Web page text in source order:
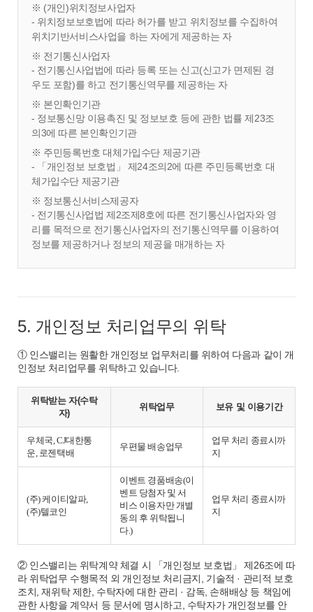
※ (개인)위치정보사업자
- 위치정보보호법에 따라 허가를 받고 위치정보를 수집하여
위치기반서비스사업을 하는 자에게 제공하는 자
※ 전기통신사업자
- 전기통신사업법에 따라 등록 또는 신고(신고가 면제된 경
우도 포함)를 하고 전기통신역무를 제공하는 자
※ 본인확인기관
- 정보통신망 이용촉진 및 정보보호 등에 관한 법률 제23조
의3에 따른 본인확인기관
※ 주민등록번호 대체가입수단 제공기관
- 「개인정보 보호법」 제24조의2에 따른 주민등록번호 대
체가입수단 제공기관
※ 정보통신서비스제공자
- 전기통신사업법 제2조제8호에 따른 전기통신사업자와 영
리를 목적으로 전기통신사업자의 전기통신역무를 이용하여
정보를 제공하거나 정보의 제공을 매개하는 자
5. 개인정보 처리업무의 위탁
① 인스밸리는 원활한 개인정보 업무처리를 위하여 다음과 같이 개
인정보 처리업무를 위탁하고 있습니다.
위탁받는 자(수탁
자)
위탁업무 보유 및 이용기간
우체국, CJ대한통
운, 로젠택배
우편물 배송업무
업무 처리 종료시까
지
(주) 케이티알파,
(주)텔코인
이벤트 경품배송(이
벤트 당첨자 및 서
비스 이용자만 개별
동의 후 위탁됩니
다.)
업무 처리 종료시까
지
② 인스밸리는 위탁계약 체결 시 「개인정보 보호법」 제26조에 따
라 위탁업무 수행목적 외 개인정보 처리금지, 기술적 · 관리적 보호
조치, 재위탁 제한, 수탁자에 대한 관리 · 감독, 손해배상 등 책임에
관한 사항을 계약서 등 문서에 명시하고, 수탁자가 개인정보를 안